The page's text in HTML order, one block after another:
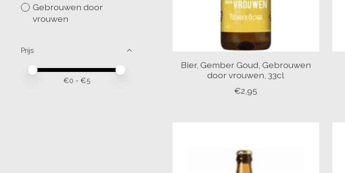
Gebrouwen door
vrouwen
Prijs
Minimale prijswaarde
Price maximum value
€0 - €5
Bier, Gember Goud, Gebrouwen
door vrouwen, 33cl
€2,95